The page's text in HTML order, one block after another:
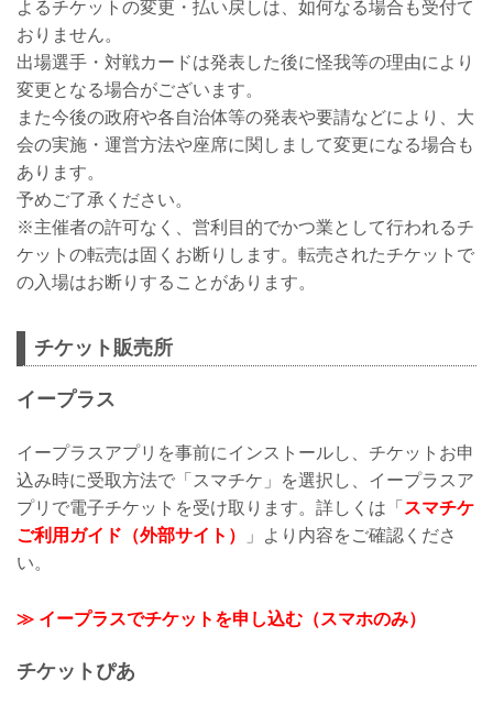
よるチケットの変更・払い戻しは、如何なる場合も受付て
おりません。
出場選手・対戦カードは発表した後に怪我等の理由により
変更となる場合がございます。
また今後の政府や各自治体等の発表や要請などにより、大
会の実施・運営方法や座席に関しまして変更になる場合も
あります。
予めご了承ください。
※主催者の許可なく、営利目的でかつ業として行われるチ
ケットの転売は固くお断りします。転売されたチケットで
の入場はお断りすることがあります。
チケット販売所
イープラス
イープラスアプリを事前にインストールし、チケットお申
込み時に受取方法で「スマチケ」を選択し、イープラスア
プリで電子チケットを受け取ります。詳しくは「 スマチケ
ご利用ガイド（外部サイト）
」より内容をご確認くださ
い。
≫ イープラスでチケットを申し込む（スマホのみ）
チケットぴあ